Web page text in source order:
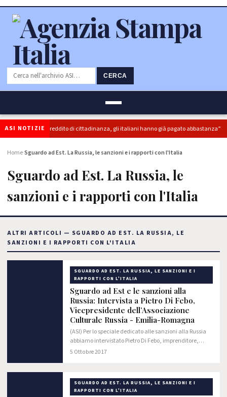
CERCA
ASI NOTIZIE
“superbonus e reddito di cittadinanza, gli italiani hanno già pagato abbastanza”
HomeSguardo ad Est. La Russia, le sanzioni e i rapporti con l'Italia
Sguardo ad Est. La Russia, le
sanzioni e i rapporti con l'Italia
ALTRI ARTICOLI — SGUARDO AD EST. LA RUSSIA, LE
SANZIONI E I RAPPORTI CON L'ITALIA
SGUARDO AD EST. LA RUSSIA, LE SANZIONI E I
RAPPORTI CON L'ITALIA
Sguardo ad Est e le sanzioni alla
Russia: Intervista a Pietro Di Febo,
Vicepresidente dell’Associazione
Culturale Russia - Emilia-Romagna
(ASI) Per lo speciale dedicato alle sanzioni alla Russia
abbiamo intervistato Pietro Di Febo, imprenditore,
editore e Vicepresidente dell’Associazione Culturale
5 Ottobre 2017
SGUARDO AD EST. LA RUSSIA, LE SANZIONI E I
RAPPORTI CON L'ITALIA